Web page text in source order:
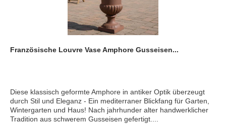
Französische Louvre Vase Amphore Gusseisen...
Diese klassisch geformte Amphore in antiker Optik überzeugt
durch Stil und Eleganz - Ein mediterraner Blickfang für Garten,
Wintergarten und Haus! Nach jahrhunder alter handwerklicher
Tradition aus schwerem Gusseisen gefertigt....